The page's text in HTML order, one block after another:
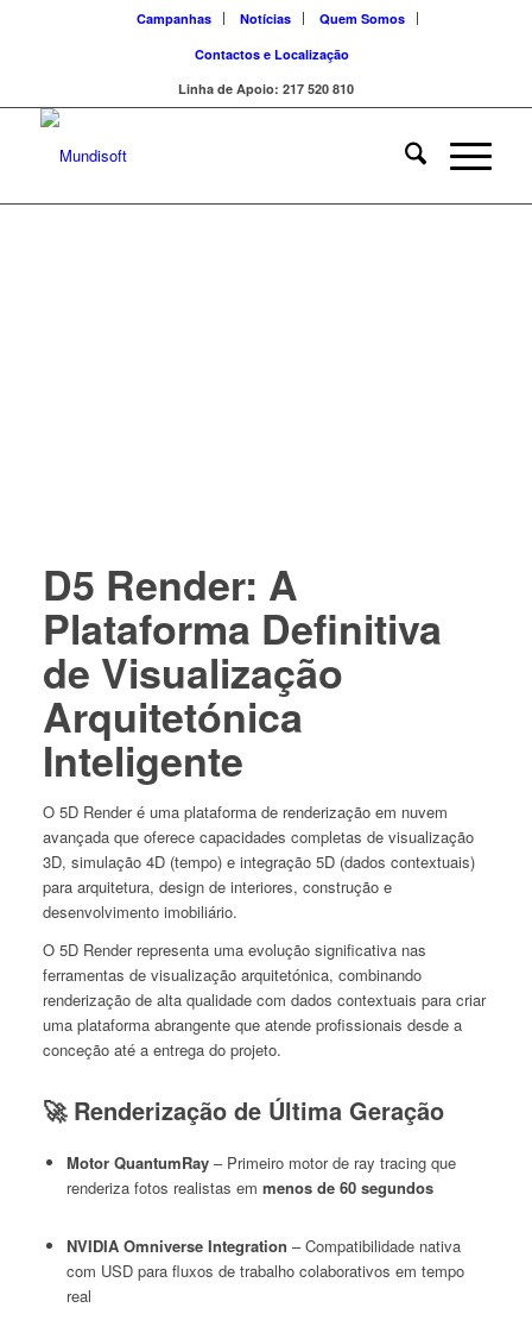
Campanhas Notícias
Quem Somos
Contactos e Localização
Linha de Apoio: 217 520 810
D5 Render: A
Plataforma Definitiva
de Visualização
Arquitetónica
Inteligente
O 5D Render é uma plataforma de renderização em nuvem
avançada que oferece capacidades completas de visualização
3D, simulação 4D (tempo) e integração 5D (dados contextuais)
para arquitetura, design de interiores, construção e
desenvolvimento imobiliário.
O 5D Render representa uma evolução significativa nas
ferramentas de visualização arquitetónica, combinando
renderização de alta qualidade com dados contextuais para criar
uma plataforma abrangente que atende profissionais desde a
conceção até a entrega do projeto.
🚀 Renderização de Última Geração
Motor QuantumRay– Primeiro motor de ray tracing que
renderiza fotos realistas em menos de 60 segundos
NVIDIA Omniverse Integration – Compatibilidade nativa
com USD para fluxos de trabalho colaborativos em tempo
real